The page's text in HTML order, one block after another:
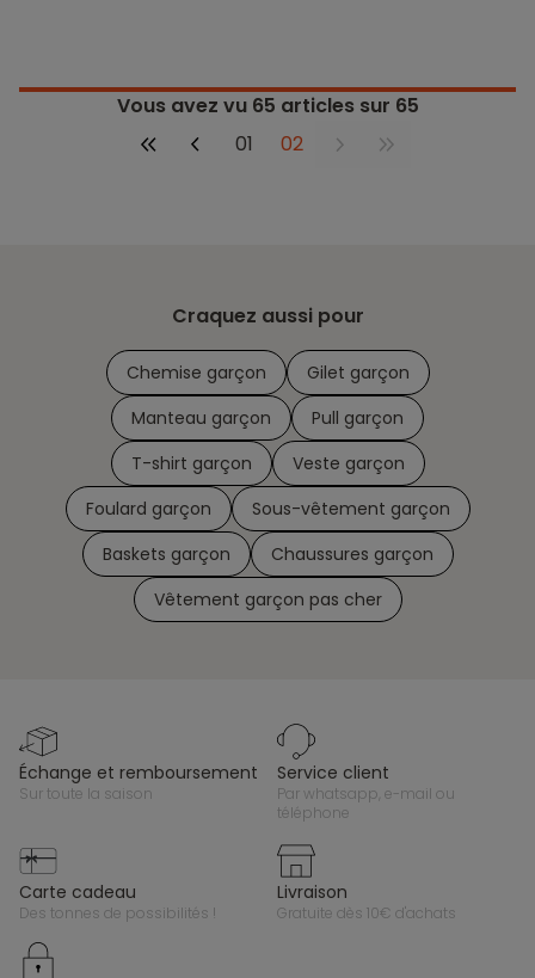
Vous avez vu 65 articles sur 65
01
02
Craquez aussi pour
Chemise garçon
Gilet garçon
Manteau garçon
Pull garçon
T-shirt garçon
Veste garçon
Foulard garçon
Sous-vêtement garçon
Baskets garçon
Chaussures garçon
Vêtement garçon pas cher
échange et remboursement
sur toute la saison
service client
par whatsapp, e-mail ou
téléphone
carte cadeau
des tonnes de possibilités !
livraison
gratuite dès 10€ d'achats